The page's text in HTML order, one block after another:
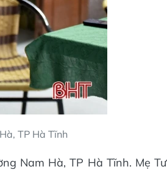
TP Hà Tĩnh
Nam Hà, TP Hà Tĩnh. Mẹ Tư